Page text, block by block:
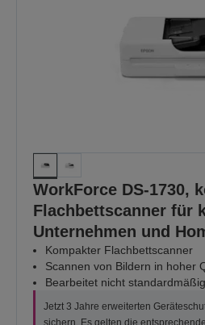
WorkForce DS-1730,
Flachbettscanner für
Unternehmen und
Kompakter Flachbettscanner
Scannen von Bildern in hoher
Bearbeitet nicht
Jetzt 3 Jahre erweiterten
sichern. Es gelten die